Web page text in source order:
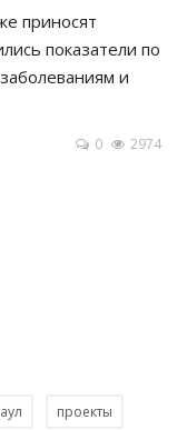
приносят
показатели по
и
0 2974
проекты